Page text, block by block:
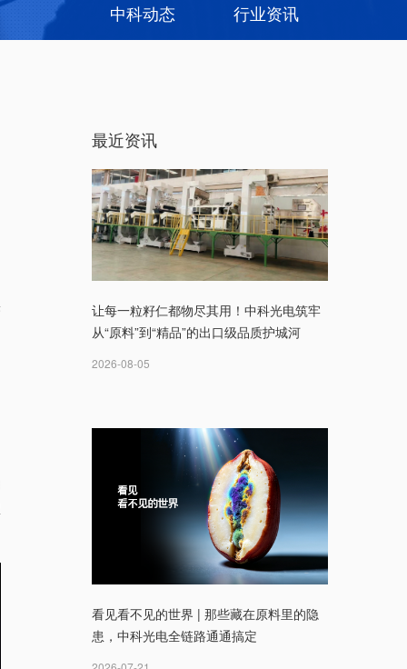
中科动态 行业资讯
最近资讯
让每一粒籽仁都物尽其用！中科光电筑牢
从“原料”到“精品”的出口级品质护城河
2026-08-05
看见看不见的世界 | 那些藏在原料里的隐
患，中科光电全链路通通搞定